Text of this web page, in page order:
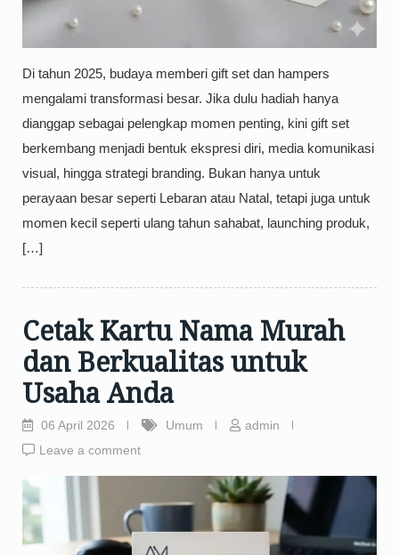
Di tahun 2025, budaya memberi gift set dan hampers
mengalami transformasi besar. Jika dulu hadiah hanya
dianggap sebagai pelengkap momen penting, kini gift set
berkembang menjadi bentuk ekspresi diri, media komunikasi
visual, hingga strategi branding. Bukan hanya untuk
perayaan besar seperti Lebaran atau Natal, tetapi juga untuk
momen kecil seperti ulang tahun sahabat, launching produk,
[…]
Cetak Kartu Nama Murah
dan Berkualitas untuk
Usaha Anda
06 April 2026 Umum
admin
Leave a comment